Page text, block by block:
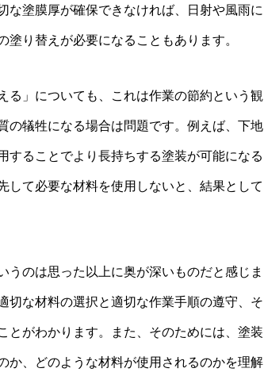
な塗膜厚が確保できなければ、日射や風雨に
り替えが必要になることもあります。
る」についても、これは作業の節約という観
の犠牲になる場合は問題です。例えば、下地
することでより長持ちする塗装が可能になる
して必要な材料を使用しないと、結果として
うのは思った以上に奥が深いものだと感じま
切な材料の選択と適切な作業手順の遵守、そ
とがわかります。また、そのためには、塗装
か、どのような材料が使用されるのかを理解